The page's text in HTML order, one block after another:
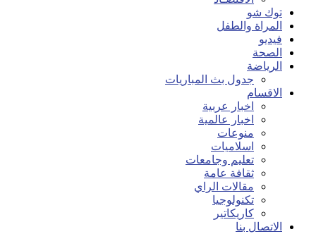
توك شو
المراة والطفل
فيديو
الصحة
الرياضة
جدول بث المباريات
الاقسام
اخبار عربية
اخبار عالمية
منوعات
اسلاميات
تعليم وجامعات
ثقافة عامة
مقالات الراي
تكنولوجيا
كاريكاتير
الاتصال بنا